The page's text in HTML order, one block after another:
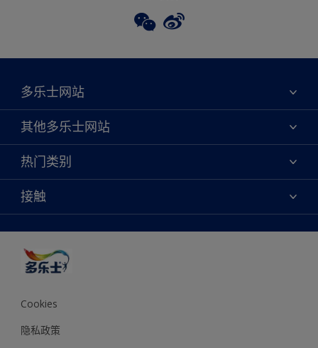
多乐士网站
关于我们
联系我们
查找店铺
绿色工厂
其他多乐士网站
焕新服务
多乐士专业
天猫官方旗舰店
抖音官方旗舰店
热门类别
颜色
产品
创意灵感
装修建议
可持续发展
多乐士2025年度色彩 - 金盏黄
接触
颜色准确性
Cookies
隐私政策